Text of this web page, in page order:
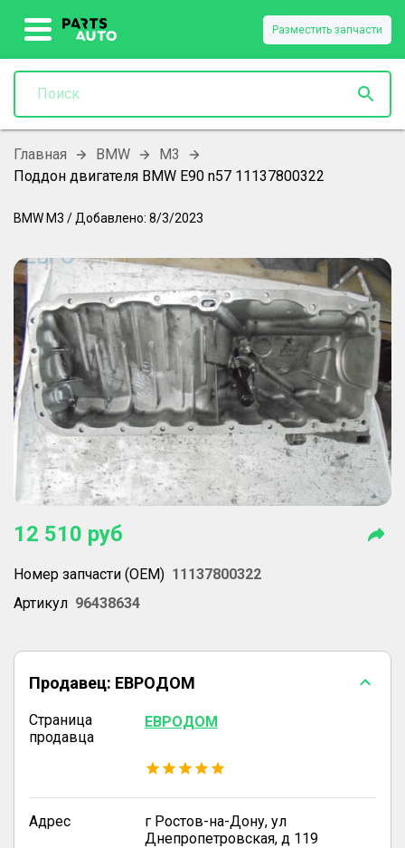
Разместить запчасти
Главная BMW
M3
Поддон двигателя BMW E90 n57 11137800322
BMW M3 / Добавлено: 8/3/2023
12 510 руб
Номер запчасти (OEM) 11137800322
Артикул 96438634
Продавец: ЕВРОДОМ
Страница
продавца
ЕВРОДОМ
Адрес
г Ростов-на-Дону, ул
Днепропетровская, д 119